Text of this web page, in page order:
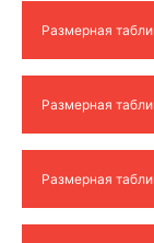
Размерная
Размерная
Размерная